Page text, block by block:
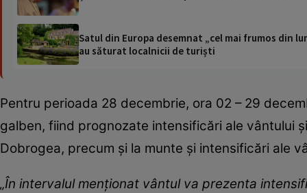
Satul din Europa desemnat „cel mai frumos din
au săturat localnicii de turiști
Pentru perioada 28 decembrie, ora 02 – 29
galben, fiind prognozate intensificări ale vântului
Dobrogea, precum şi la munte şi intensificări ale
„În intervalul menţionat vântul va prezenta